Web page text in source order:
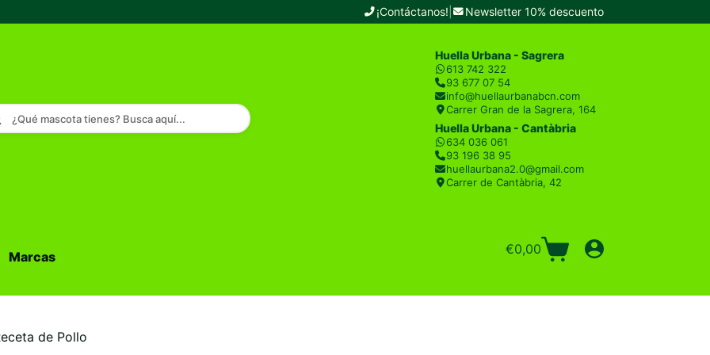
¡Contáctanos! Newsletter 10% descuento
¿Qué mascota tienes? Busca aquí...
Huella Urbana - Sagrera
613 742 322
93 677 07 54
info@huellaurbanabcn.com
Carrer Gran de la Sagrera, 164
Huella Urbana - Cantàbria
634 036 061
93 196 38 95
huellaurbana2.0@gmail.com
Carrer de Cantàbria, 42
Marcas
Carro
€0,00
de Pollo